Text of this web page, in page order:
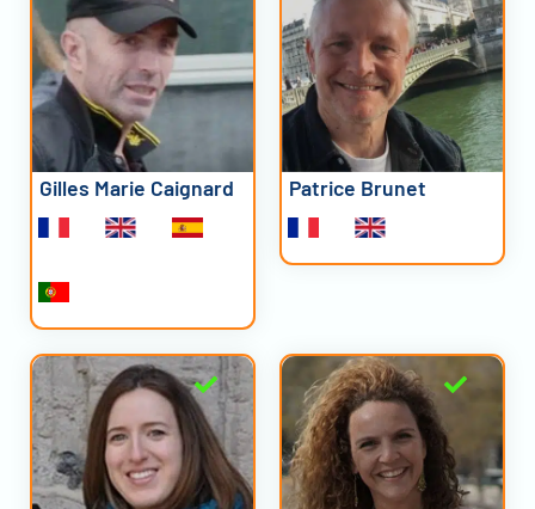
Gilles Marie Caignard Patrice Brunet